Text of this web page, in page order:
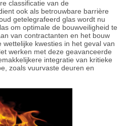
classificatie van de
ook als betrouwbare barrière
getelegrafeerd glas wordt nu
om optimale de bouwveiligheid te
van contractanten en het bouw
kwesties in het geval van
werken met deze geavanceerde
integratie van kritieke
zoals vuurvaste deuren en